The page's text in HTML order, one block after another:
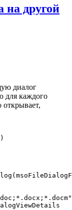
на другой
диалог
для каждого